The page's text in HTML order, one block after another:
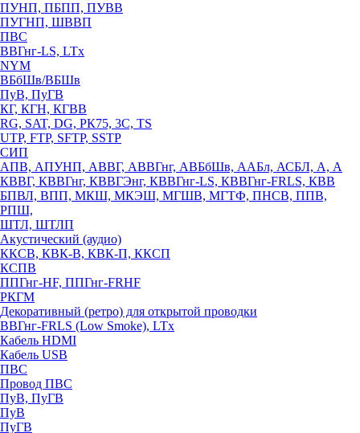
ПУНП, ПБПП, ПУВВ
ПУГНП, ШВВП
ПВС
ВВГнг-LS, LTx
NYM
ВБбШв/ВБШв
ПуВ, ПуГВ
КГ, КГН, КГВВ
RG, SAT, DG, РК75, 3С, TS
UTP, FTP, SFTP, SSTP
СИП
АПВ, АПУНП, АВВГ, АВВГнг, АВБбШв, ААБл, АСБЛ, А, А
КВВГ, КВВГнг, КВВГЭнг, КВВГнг-LS, КВВГнг-FRLS, КВВ
БПВЛ, ВПП, МКШ, МКЭШ, МГШВ, МГТФ, ПНСВ, ППВ,
РПШ,
ШТЛ, ШТЛП
Акустический (аудио)
ККСВ, КВК-В, КВК-П, ККСП
КСПВ
ППГнг-HF, ППГнг-FRHF
РКГМ
Декоративный (ретро) для открытой проводки
ВВГнг-FRLS (Low Smoke), LTx
Кабель HDMI
Кабель USB
ПВС
Провод ПВС
ПуВ, ПуГВ
ПуВ
ПуГВ